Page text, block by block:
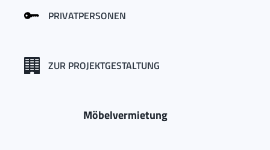
PRIVATPERSONEN
ZUR PROJEKTGESTALTUNG
Möbelvermietung